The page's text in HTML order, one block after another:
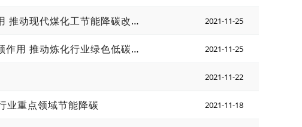
专家谈高耗能行业重点领域节能降碳之三 | 发挥能效约束作用 推动现代煤化工节能降碳改造升级 2021-11-25
专家谈高耗能行业重点领域节能降碳之四 | 强化能效水平引领作用 推动炼化行业绿色低碳发展 2021-11-25
2021-11-22
业重点领域节能降碳 2021-11-18